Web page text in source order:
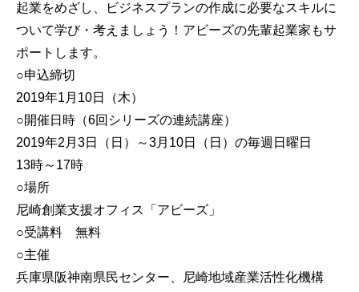
起業をめざし、ビジネスプランの作成に必要なスキルに
ついて学び・考えましょう！アビーズの先輩起業家もサ
ポートします。
○申込締切
2019年1月10日（木）
○開催日時（6回シリーズの連続講座）
2019年2月3日（日）～3月10日（日）の毎週日曜日
13時～17時
○場所
尼崎創業支援オフィス「アビーズ」
○受講料 無料
○主催
兵庫県阪神南県民センター、尼崎地域産業活性化機構